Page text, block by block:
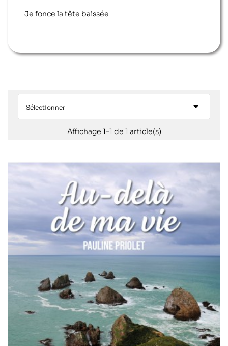
Je fonce la tête baissée
Sélectionner 
Affichage 1-1 de 1 article(s)